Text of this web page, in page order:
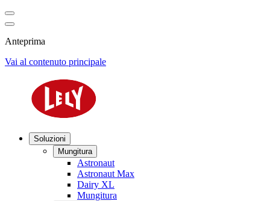
Anteprima
Vai al contenuto principale
Soluzioni
Mungitura
Astronaut
Astronaut Max
Dairy XL
Mungitura